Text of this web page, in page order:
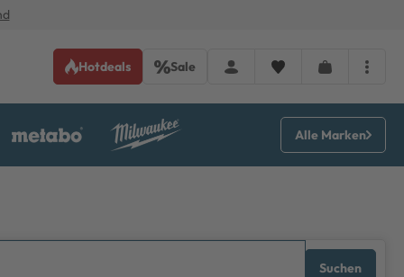
Hotdeals Sale
Alle Marken
Suchen